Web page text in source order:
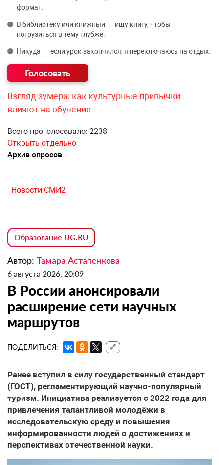
формат.
В библиотеку или книжный — ищу книгу, чтобы
погрузиться в тему глубже.
Никуда — если урок закончился, я переключаюсь на отдых.
Взгляд зумера: как культурные привычки
влияют на обучение
Всего проголосовало: 2238
Открыть отдельно
Архив опросов
Новости СМИ2
Образование UG.RU
Автор: Тамара Астапенкова
6 августа 2026, 20:09
В России анонсировали
расширение сети научных
маршрутов
ПОДЕЛИТЬСЯ: 🔗
Ранее вступил в силу государственный стандарт
(ГОСТ), регламентирующий научно-популярный
туризм. Инициатива реализуется с 2022 года для
привлечения талантливой молодёжи в
исследовательскую среду и повышения
информированности людей о достижениях и
перспективах отечественной науки.